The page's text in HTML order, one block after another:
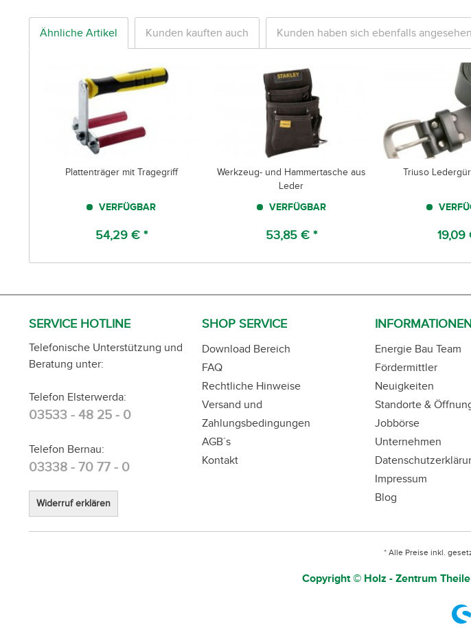
Ähnliche Artikel Kunden kauften auch Kunden haben sich ebenfalls angesehen
Plattenträger mit Tragegriff
VERFÜGBAR
54,29 € *
Werkzeug- und Hammertasche aus
Leder
VERFÜGBAR
53,85 € *
Triuso
19,09
SERVICE HOTLINE
Telefonische Unterstützung und
Beratung unter:
Telefon Elsterwerda:
03533 - 48 25 - 0
Telefon Bernau:
03338 - 70 77 - 0
Widerruf erklären
SHOP SERVICE
Download Bereich
FAQ
Rechtliche Hinweise
Versand und
Zahlungsbedingungen
AGB´s
Kontakt
INFORMATIONEN
Energie Bau Team
Fördermittler
Neuigkeiten
Standorte &
Jobbörse
Unternehmen
Impressum
Blog
* Alle Preise inkl.
Copyright © Holz - Zentrum